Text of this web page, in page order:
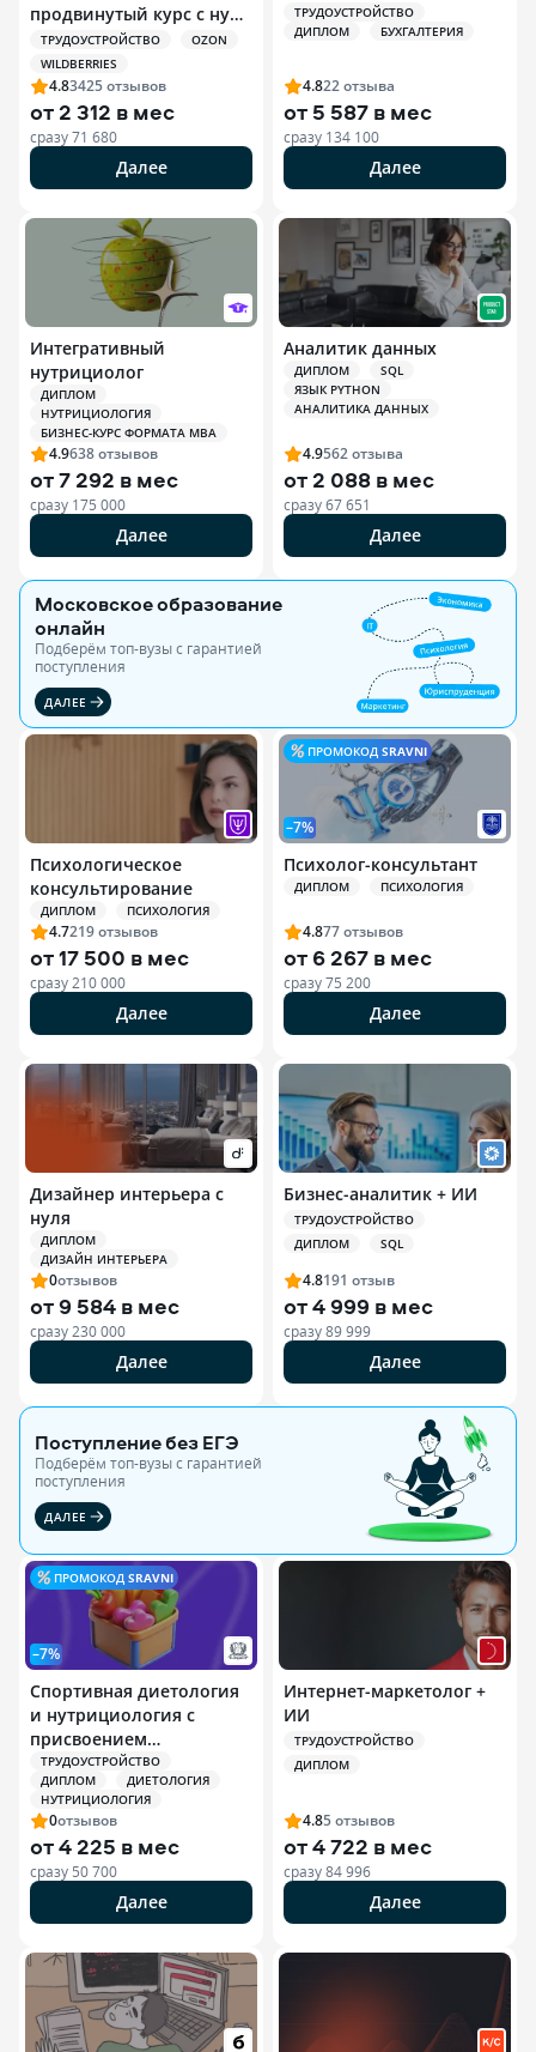
продвинутый курс с нуля
+ ИИ
ТРУДОУСТРОЙСТВО
OZON
WILDBERRIES
4.83425отзывов
от2 312 в мес
сразу71 680
Далее
ТРУДОУСТРОЙСТВО
ДИПЛОМ
БУХГАЛТЕРИЯ
4.822отзыва
от 5 587 в мес
сразу 134 100
Далее
Интегративный
нутрициолог
ДИПЛОМ
НУТРИЦИОЛОГИЯ
БИЗНЕС-КУРС ФОРМАТА MBA
4.9638отзывов
от7 292 в мес
сразу 175 000
Далее
Аналитик данных
ДИПЛОМ
SQL
ЯЗЫК PYTHON
АНАЛИТИКА ДАННЫХ
4.9562отзыва
от2 088 в мес
сразу67 651
Далее
Московское образование
онлайн
Подберём топ-вузы c гарантией
поступления
ДАЛЕЕ
Психологическое
консультирование
ДИПЛОМ ПСИХОЛОГИЯ
4.7219отзывов
от17 500 в мес
сразу 210 000
Далее
ПРОМОКОД SRAVNI
–7%
Психолог-консультант
ДИПЛОМ ПСИХОЛОГИЯ
4.877отзывов
от 6 267 в мес
сразу75 200
Далее
Дизайнер интерьера с
нуля
ДИПЛОМ
ДИЗАЙН ИНТЕРЬЕРА
0отзывов
от9 584 в мес
сразу 230 000
Далее
Бизнес-аналитик + ИИ
ТРУДОУСТРОЙСТВО
ДИПЛОМ
SQL
4.8191 отзыв
от4 999 в мес
сразу89 999
Далее
Поступление без ЕГЭ
Подберём топ-вузы c гарантией
поступления
ДАЛЕЕ
ПРОМОКОД SRAVNI
–7%
Спортивная диетология
и нутрициология с
присвоением
квалификации
Специалист по
спортивной
нутрициологии
ТРУДОУСТРОЙСТВО
ДИПЛОМ
ДИЕТОЛОГИЯ
НУТРИЦИОЛОГИЯ
0отзывов
от4 225 в мес
сразу 50 700
Далее
Интернет-маркетолог +
ИИ
ТРУДОУСТРОЙСТВО
ДИПЛОМ
4.85отзывов
от4 722 в мес
сразу84 996
Далее